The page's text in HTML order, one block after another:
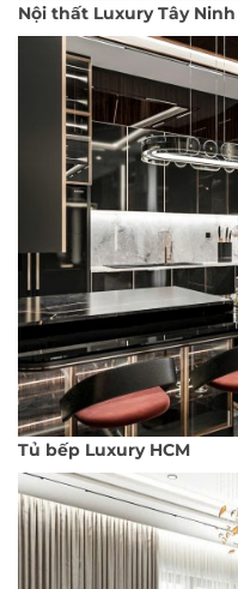
Nội thất Luxury Tây Ninh
Tủ bếp Luxury HCM